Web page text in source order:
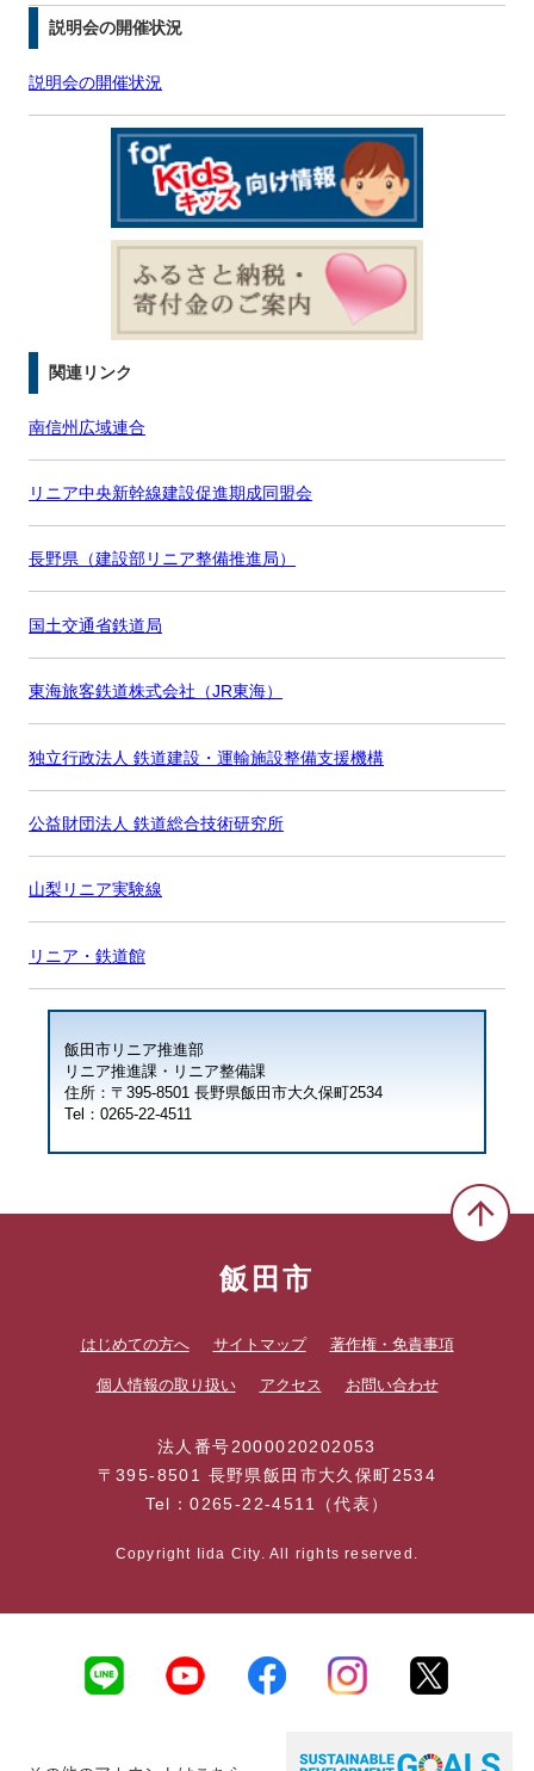
説明会の開催状況
説明会の開催状況
関連リンク
南信州広域連合
リニア中央新幹線建設促進期成同盟会
長野県（建設部リニア整備推進局）
国土交通省鉄道局
東海旅客鉄道株式会社（JR東海）
独立行政法人 鉄道建設・運輸施設整備支援機構
公益財団法人 鉄道総合技術研究所
山梨リニア実験線
リニア・鉄道館
飯田市リニア推進部
リニア推進課・リニア整備課
住所：〒395-8501 長野県飯田市大久保町2534
Tel：0265-22-4511
飯田市
はじめての方へ サイトマップ 著作権・免責事項
個人情報の取り扱い アクセス お問い合わせ
法人番号2000020202053
〒395-8501 長野県飯田市大久保町2534
Tel：0265-22-4511（代表）
Copyright Iida City. All rights reserved.